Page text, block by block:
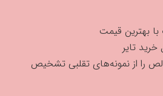
را از نمونه‌های تقلبی تشخیص